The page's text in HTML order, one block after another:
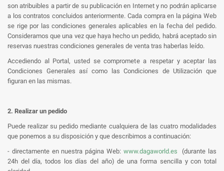
son atribuibles a partir de su publicación en Internet y no podrán aplicarse
a los contratos concluidos anteriormente. Cada compra en la página Web
se rige por las condiciones generales aplicables en la fecha del pedido.
Consideramos que una vez que haya hecho un pedido, habrá aceptado sin
reservas nuestras condiciones generales de venta tras haberlas leído.
Accediendo al Portal, usted se compromete a respetar y aceptar las
Condiciones Generales así como las Condiciones de Utilización que
figuran en las mismas.
2. Realizar un pedido
Puede realizar su pedido mediante cualquiera de las cuatro modalidades
que ponemos a su disposición y que describimos a continuación:
- directamente en nuestra página Web: www.dagaworld.es (durante las
24h del día, todos los días del año) de una forma sencilla y con total